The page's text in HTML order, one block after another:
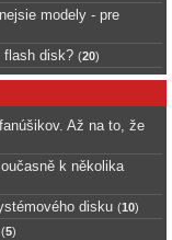
modely - pre
flash disk? (20)
Až na to, že
k několika
disku (10)
(5)